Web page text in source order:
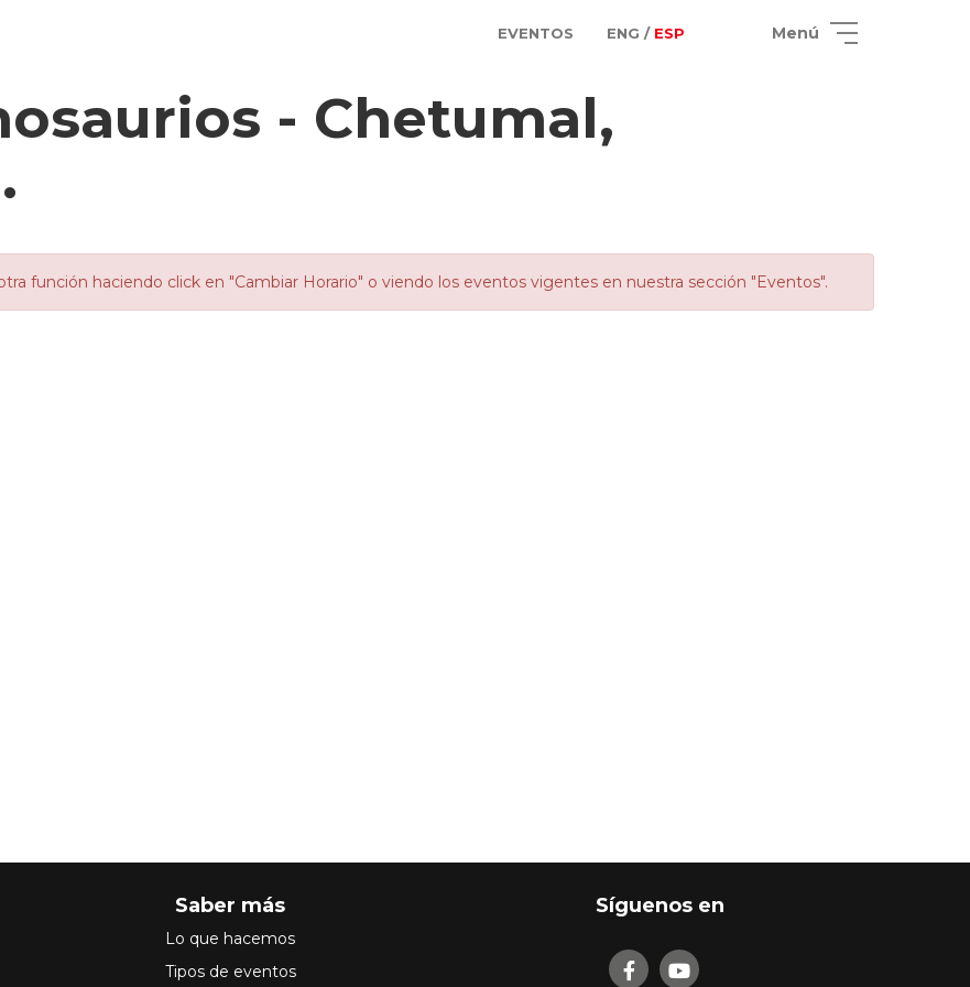
EVENTOS ENG / ESP Menú
- Chetumal,
función haciendo click en "Cambiar Horario" o viendo los eventos vigentes en nuestra sección "Eventos".
Saber más
Lo que hacemos
Tipos de eventos
Síguenos en